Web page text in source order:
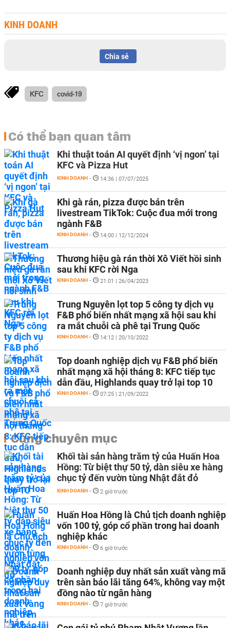
KINH DOANH
Chia sẻ
KFC covid-19
Có thể bạn quan tâm
Khi thuật toán AI quyết định ‘vị ngon’ tại
KFC và Pizza Hut
KINH DOANH - 14:36 | 07/07/2025
Khi gà rán, pizza được bán trên
livestream TikTok: Cuộc đua mới trong
ngành F&B
KINH DOANH - 14:00 | 12/12/2024
Thương hiệu gà rán thời Xô Viết hồi sinh
sau khi KFC rời Nga
KINH DOANH - 21:01 | 26/04/2023
Trung Nguyên lọt top 5 công ty dịch vụ
F&B phổ biến nhất mạng xã hội sau khi
ra mắt chuỗi cà phê tại Trung Quốc
KINH DOANH - 14:12 | 20/10/2022
Top doanh nghiệp dịch vụ F&B phổ biến
nhất mạng xã hội tháng 8: KFC tiếp tục
dẫn đầu, Highlands quay trở lại top 10
KINH DOANH - 07:25 | 21/09/2022
Cùng chuyên mục
Khối tài sản hàng trăm tỷ của Huấn Hoa
Hồng: Từ biệt thự 50 tỷ, dàn siêu xe hàng
chục tỷ đến vườn tùng Nhật đắt đỏ
KINH DOANH - 2 giờ trước
Huấn Hoa Hồng là Chủ tịch doanh nghiệp
vốn 100 tỷ, góp cổ phần trong hai doanh
nghiệp khác
KINH DOANH - 6 giờ trước
Doanh nghiệp duy nhất sản xuất vàng mã
trên sàn báo lãi tăng 64%, không vay một
đồng nào từ ngân hàng
KINH DOANH - 7 giờ trước